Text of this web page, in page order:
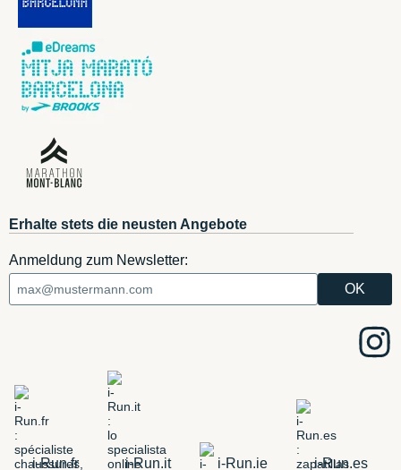
Erhalte stets die neusten Angebote
Anmeldung zum Newsletter:
i-Run.fr i-Run.it i-Run.ie i-Run.es